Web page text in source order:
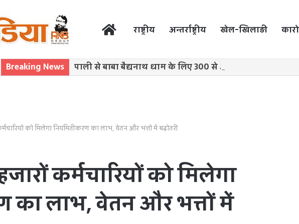
राष्ट्रीय अन्तर्राष्ट्रीय खेल-खिलाड़ी
Breaking News पाली से बाबा बैद्यनाथ धाम के लिए 300 से अधिक कांवड़ियों का
को मिलेगा नियमितीकरण का लाभ, वेतन और भत्तों में बढ़ोतरी
कर्मचारियों को मिलेगा
का लाभ, वेतन और भत्तों में